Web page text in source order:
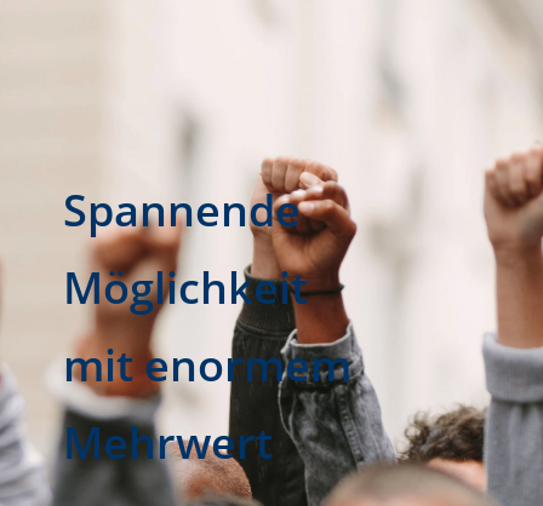
um Entscheidungen
Spannende
Möglichkeit
mit enormem
Mehrwert